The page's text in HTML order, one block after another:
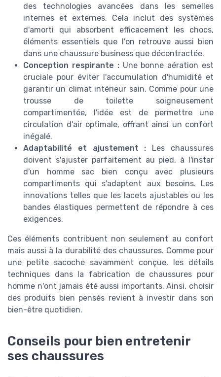
des technologies avancées dans les semelles
internes et externes. Cela inclut des systèmes
d'amorti qui absorbent efficacement les chocs,
éléments essentiels que l'on retrouve aussi bien
dans une chaussure business que décontractée.
Conception respirante :Une bonne aération est
cruciale pour éviter l'accumulation d'humidité et
garantir un climat intérieur sain. Comme pour une
trousse de toilette soigneusement
compartimentée, l'idée est de permettre une
circulation d'air optimale, offrant ainsi un confort
inégalé.
Adaptabilité et ajustement : Les chaussures
doivent s'ajuster parfaitement au pied, à l'instar
d'un homme sac bien conçu avec plusieurs
compartiments qui s'adaptent aux besoins. Les
innovations telles que les lacets ajustables ou les
bandes élastiques permettent de répondre à ces
exigences.
Ces éléments contribuent non seulement au confort
mais aussi à la durabilité des chaussures. Comme pour
une petite sacoche savamment conçue, les détails
techniques dans la fabrication de chaussures pour
homme n'ont jamais été aussi importants. Ainsi, choisir
des produits bien pensés revient à investir dans son
bien-être quotidien.
Conseils pour bien entretenir
ses chaussures